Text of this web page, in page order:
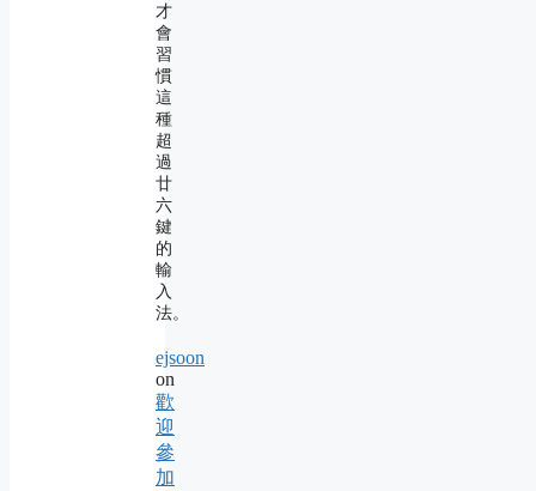
才
會
習
慣
這
種
超
過
廿
六
鍵
的
輸
入
法。
ejsoon
on
歡
迎
參
加